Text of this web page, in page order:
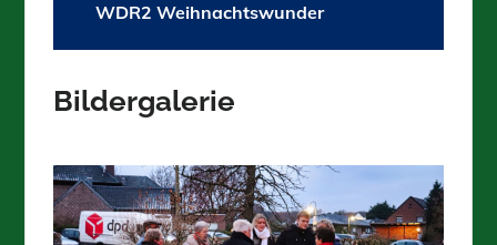
WDR2 Weihnachtswunder
Bildergalerie